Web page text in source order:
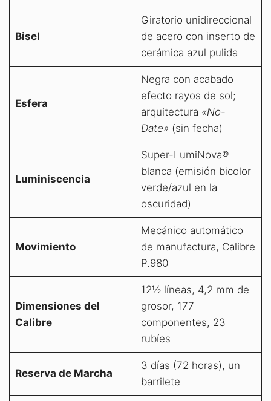
Bisel
Giratorio unidireccional
de acero con inserto de
cerámica azul pulida
Esfera
Negra con acabado
efecto rayos de sol;
arquitectura «No-
Date» (sin fecha)
Luminiscencia
Super-LumiNova®
blanca (emisión bicolor
verde/azul en la
oscuridad)
Movimiento
Mecánico automático
de manufactura, Calibre
P.980
Dimensiones del
Calibre
12½ líneas, 4,2 mm de
grosor, 177
componentes, 23
rubíes
Reserva de Marcha
3 días (72 horas), un
barrilete